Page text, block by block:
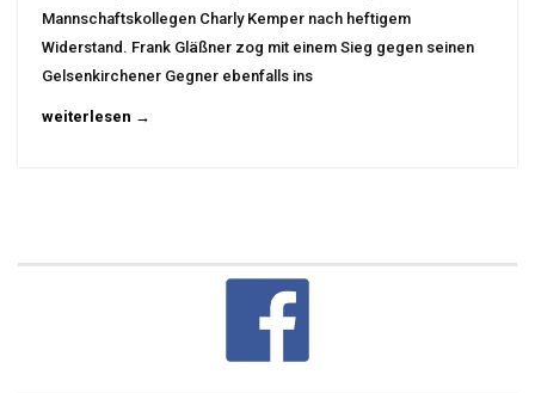
Mannschaftskollegen Charly Kemper nach heftigem
Widerstand. Frank Gläßner zog mit einem Sieg gegen seinen
Gelsenkirchener Gegner ebenfalls ins
weiterlesen →